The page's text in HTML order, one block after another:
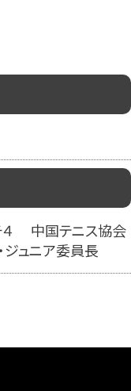
４ 中国テニス協会
ュニア委員長